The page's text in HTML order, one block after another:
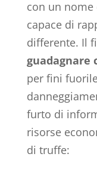
con un nome
capace di
differente. Il
guadagnare
per fini
furto di
risorse
di truffe: